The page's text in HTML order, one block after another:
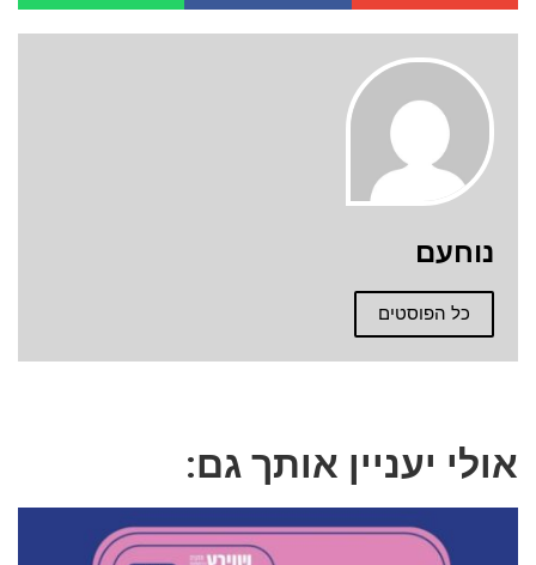
נוחעם
כל הפוסטים
אולי יעניין אותך גם: